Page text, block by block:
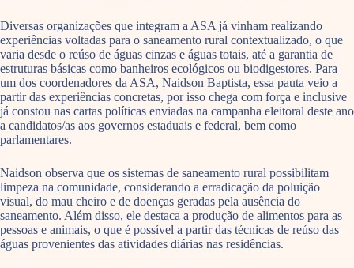
Diversas organizações que integram a ASA já vinham realizando
experiências voltadas para o saneamento rural contextualizado, o que
varia desde o reúso de águas cinzas e águas totais, até a garantia de
estruturas básicas como banheiros ecológicos ou biodigestores. Para
um dos coordenadores da ASA, Naidson Baptista, essa pauta veio a
partir das experiências concretas, por isso chega com força e inclusive
já constou nas cartas políticas enviadas na campanha eleitoral deste ano
a candidatos/as aos governos estaduais e federal, bem como
parlamentares.
Naidson observa que os sistemas de saneamento rural possibilitam
limpeza na comunidade, considerando a erradicação da poluição
visual, do mau cheiro e de doenças geradas pela ausência do
saneamento. Além disso, ele destaca a produção de alimentos para as
pessoas e animais, o que é possível a partir das técnicas de reúso das
águas provenientes das atividades diárias nas residências.